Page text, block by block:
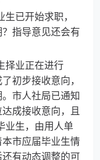
已开始求职，
指导意见还会有
择业正在进行
初步接收意向，
市人社局已通知
成接收意向，且
业生，由用人单
市应届毕业生情
有动态调整的可